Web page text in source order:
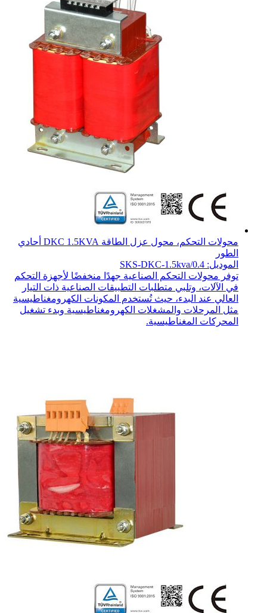
محولات التحكم، محول عزل الطاقة DKC 1.5KVA أحادي
الطور
الموديل: SKS-DKC-1.5kva/0.4
توفر محولات التحكم الصناعية جهدًا منخفضًا لأجهزة التحكم
في الآلات، وتلبي متطلبات التطبيقات الصناعية ذات التيار
العالي عند البدء، حيث تُستخدم المكونات الكهرومغناطيسية
مثل المرحلات والمشغلات الكهرومغناطيسية وبدء تشغيل
المحركات المغناطيسية.